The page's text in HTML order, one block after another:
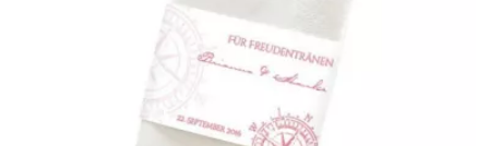
Verpackung für Gastgeschenk